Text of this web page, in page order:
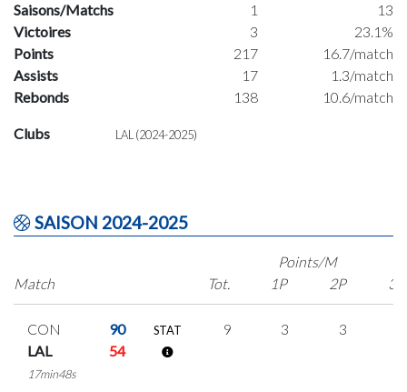
Saisons/Matchs 1
13
Victoires
3
23.1%
Points
217
16.7/match
Assists
17
1.3/match
Rebonds
138 10.6/match
Clubs LAL (2024-2025)
SAISON 2024-2025
Match
Points/M
Tot.
1P 2P 3P
CON
90
LAL
54
17min48s
STAT 9 3 3